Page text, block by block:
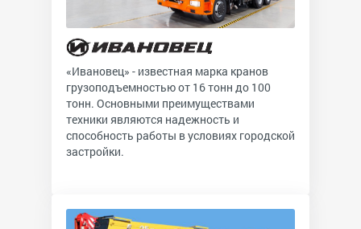
«Ивановец» - известная марка кранов
грузоподъемностью от 16 тонн до 100
тонн. Основными преимуществами
техники являются надежность и
способность работы в условиях городской
застройки.